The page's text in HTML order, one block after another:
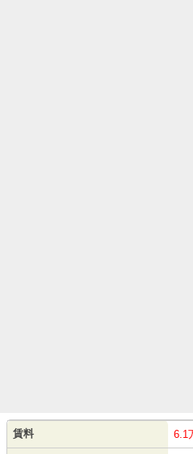
賃料 6.1